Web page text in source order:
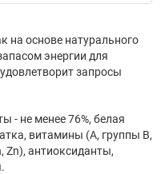
на основе натурального
энергии для
запросы
- не менее 76%, белая
витамины (А, группы В,
Zn), антиоксиданты,